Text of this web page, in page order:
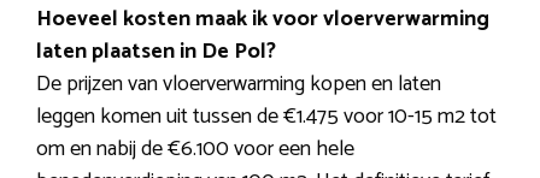
Hoeveel kosten maak ik voor vloerverwarming
laten plaatsen in De Pol?
De prijzen van vloerverwarming kopen en laten
leggen komen uit tussen de €1.475 voor 10-15 m2 tot
om en nabij de €6.100 voor een hele